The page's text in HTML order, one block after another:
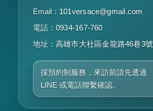
Email： 101versace@gmail.com
電話： 0934-167-760
地址： 高雄市大社區金龍路46巷3號
採預約制服務，來訪前請先透過
LINE 或電話聯繫確認。